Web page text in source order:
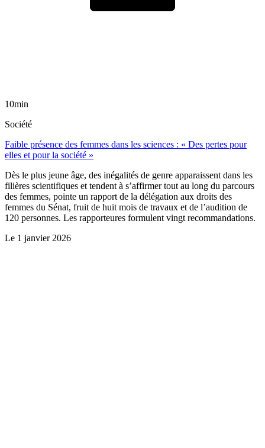
10min
Société
Faible présence des femmes dans les sciences : « Des pertes pour
elles et pour la société »
Dès le plus jeune âge, des inégalités de genre apparaissent dans les
filières scientifiques et tendent à s’affirmer tout au long du parcours
des femmes, pointe un rapport de la délégation aux droits des
femmes du Sénat, fruit de huit mois de travaux et de l’audition de
120 personnes. Les rapporteures formulent vingt recommandations.
Le 1 janvier 2026